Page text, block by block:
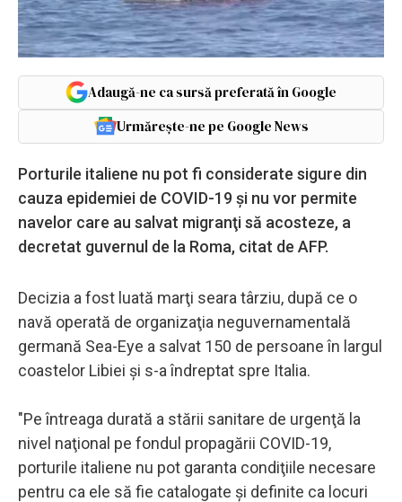
Adaugă-ne ca sursă preferată în Google
Urmărește-ne pe Google News
Porturile italiene nu pot fi considerate sigure din
cauza epidemiei de COVID-19 şi nu vor permite
navelor care au salvat migranţi să acosteze, a
decretat guvernul de la Roma, citat de AFP.
Decizia a fost luată marţi seara târziu, după ce o
navă operată de organizaţia neguvernamentală
germană Sea-Eye a salvat 150 de persoane în largul
coastelor Libiei şi s-a îndreptat spre Italia.
"Pe întreaga durată a stării sanitare de urgenţă la
nivel naţional pe fondul propagării COVID-19,
porturile italiene nu pot garanta condiţiile necesare
pentru ca ele să fie catalogate şi definite ca locuri